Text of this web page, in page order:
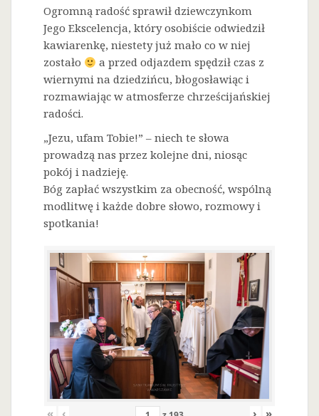
Ogromną radość sprawił dziewczynkom
Jego Ekscelencja, który osobiście odwiedził
kawiarenkę, niestety już mało co w niej
zostało
a przed odjazdem spędził czas z
wiernymi na dziedzińcu, błogosławiąc i
rozmawiając w atmosferze chrześcijańskiej
radości.
„Jezu, ufam Tobie!” – niech te słowa
prowadzą nas przez kolejne dni, niosąc
pokój i nadzieję.
Bóg zapłać wszystkim za obecność, wspólną
modlitwę i każde dobre słowo, rozmowy i
spotkania!